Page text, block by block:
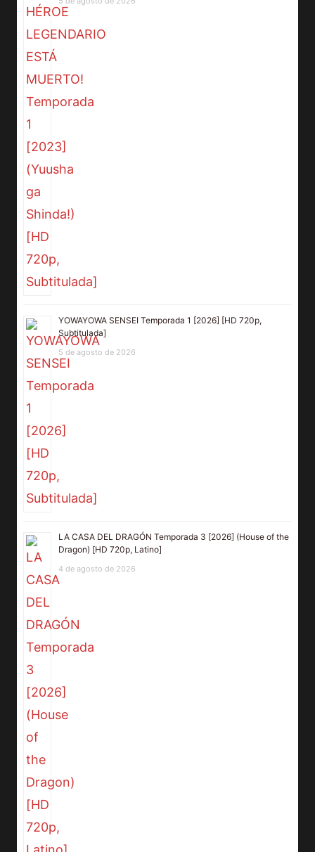
YOWAYOWA SENSEI Temporada 1 [2026] [HD 720p,
Subtitulada]
5 de agosto de 2026
LA CASA DEL DRAGÓN Temporada 3 [2026] (House of the
Dragon) [HD 720p, Latino]
4 de agosto de 2026